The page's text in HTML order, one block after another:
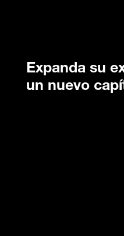
Expanda su
un nuevo